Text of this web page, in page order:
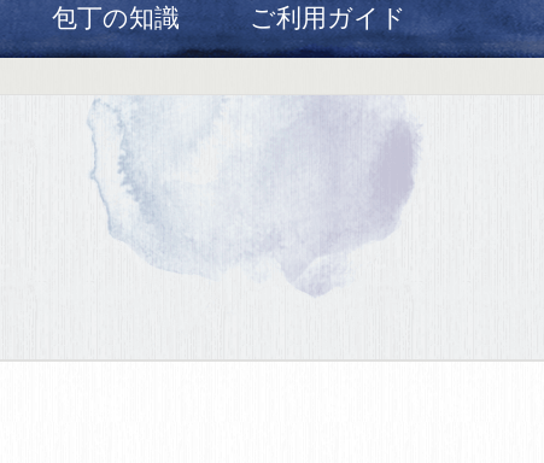
包丁の知識 ご利用ガイド